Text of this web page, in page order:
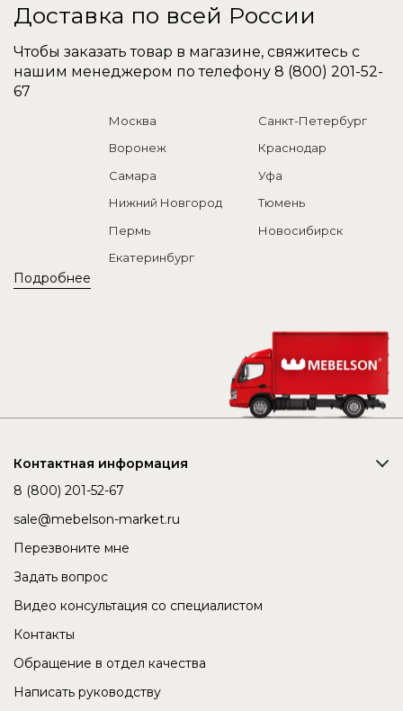
Доставка по всей России
Чтобы заказать товар в магазине, свяжитесь с
нашим менеджером по телефону 8 (800) 201-52-
67
Подробнее
Москва
Санкт-Петербург
Воронеж
Краснодар
Самара
Уфа
Нижний Новгород
Тюмень
Пермь
Новосибирск
Екатеринбург
Контактная информация
8 (800) 201-52-67
sale@mebelson-market.ru
Перезвоните мне
Задать вопрос
Видео консультация со специалистом
Контакты
Обращение в отдел качества
Написать руководству